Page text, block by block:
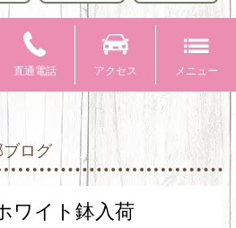
直通電話 アクセス メニュー
ブログ
ワイト鉢入荷